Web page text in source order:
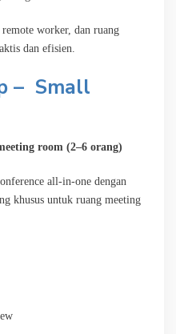
worker, dan ruang
dan efisien.
– Small
room (2–6 orang)
all-in-one dengan
khusus untuk ruang meeting